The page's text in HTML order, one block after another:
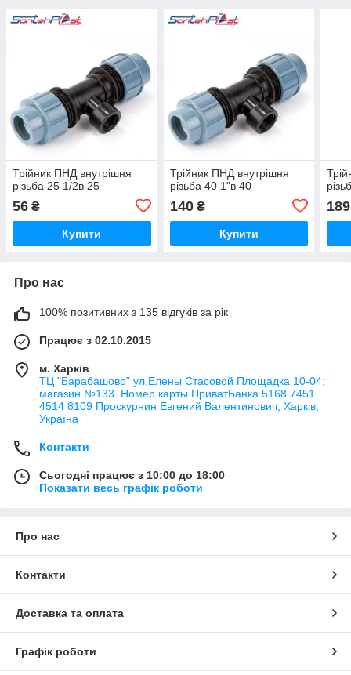
Трійник ПНД внутрішня
різьба 25 1/2в 25
56 ₴
Купити
Трійник ПНД внутрішня
різьба 40 1"в 40
140₴
Купити
189
Про нас
100% позитивних з 135 відгуків за рік
Працює з 02.10.2015
м. Харків
ТЦ "Барабашово" ул.Елены Стасовой Площадка 10-04;
магазин №133. Номер карты ПриватБанка 5168 7451
4514 8109 Проскурнин Евгений Валентинович, Харків,
Україна
Контакти
Сьогодні працює з 10:00 до 18:00
Показати весь графік роботи
Про нас
Контакти
Доставка та оплата
Графік роботи